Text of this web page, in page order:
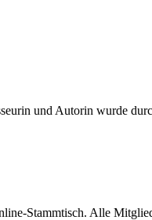
und Autorin wurde
Stammtisch. Alle